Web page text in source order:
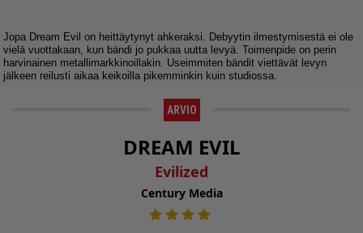
Jopa Dream Evil on heittäytynyt ahkeraksi. Debyytin ilmestymisestä ei ole
vielä vuottakaan, kun bändi jo pukkaa uutta levyä. Toimenpide on perin
harvinainen metallimarkkinoillakin. Useimmiten bändit viettävät levyn
jälkeen reilusti aikaa keikoilla pikemminkin kuin studiossa.
ARVIO
DREAM EVIL
Evilized
Century Media